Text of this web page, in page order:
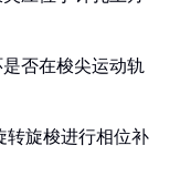
否在梭尖运动轨
转旋梭进行相位补